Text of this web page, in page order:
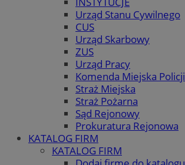
Urząd Stanu Cywilnego
CUS
Urząd Skarbowy
ZUS
Urząd Pracy
Komenda Miejska Policji
Straż Miejska
Straż Pożarna
Sąd Rejonowy
Prokuratura Rejonowa
KATALOG FIRM
KATALOG FIRM